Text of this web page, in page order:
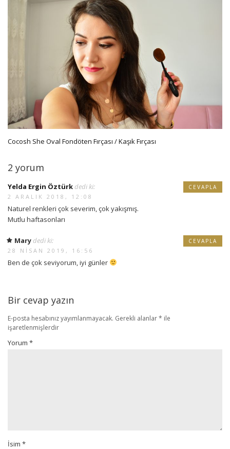
Cocosh She Oval Fondöten Fırçası / Kaşık Fırçası
2 yorum
Yelda Ergin Öztürk dedi ki:
2 ARALIK 2018, 12:08
Naturel renkleri çok severim, çok yakışmış.
Mutlu haftasonları
CEVAPLA
Mary dedi ki:
28 NISAN 2019, 16:56
Ben de çok seviyorum, iyi günler
CEVAPLA
Bir cevap yazın
E-posta hesabınız yayımlanmayacak. Gerekli alanlar* ile
işaretlenmişlerdir
Yorum *
İsim *